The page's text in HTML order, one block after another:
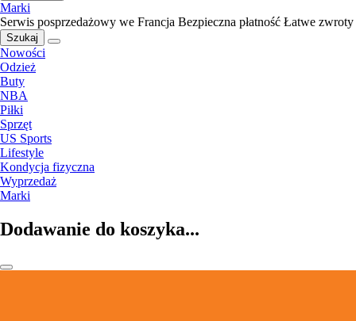
Marki
Serwis posprzedażowy we Francja Bezpieczna płatność Łatwe zwroty
Szukaj
Nowości
Odzież
Buty
NBA
Piłki
Sprzęt
US Sports
Lifestyle
Kondycja fizyczna
Wyprzedaż
Marki
Dodawanie do koszyka...